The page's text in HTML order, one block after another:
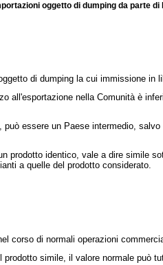
oggetto di dumping da parte
di dumping la cui immissione in
nella Comunità è
essere un Paese intermedio,
identico, vale a dire simile
a quelle del prodotto considerato.
di normali operazioni
simile, il valore normale può